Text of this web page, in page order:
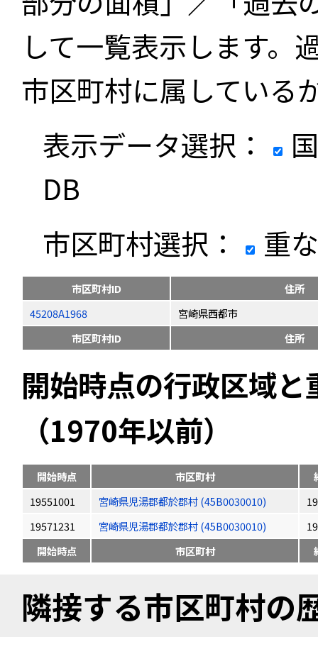
して一覧表示します。
市区町村に属している
表示データ選択：
DB
市区町村選択：
重
市区町村ID
住所
45208A1968
宮崎県西都市
市区町村ID
住所
開始時点の行政区域
（1970年以前）
開始時点 市区町村
19551001
宮崎県児湯郡都於郡村 (45B0030010)
19571231
宮崎県児湯郡都於郡村 (45B0030010)
開始時点
市区町村
隣接する市区町村の